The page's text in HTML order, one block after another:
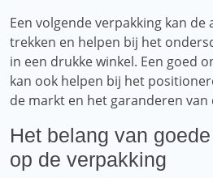
Een volgende verpakking kan
trekken en helpen bij het
in een drukke winkel. Een goed
kan ook helpen bij het
de markt en het garanderen
Het belang van
op de verpakking